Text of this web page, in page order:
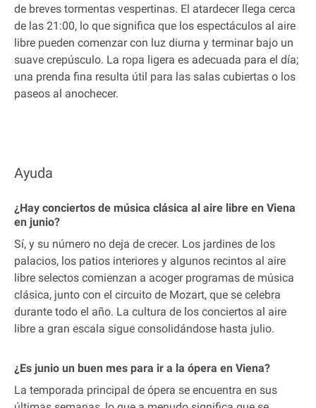
de breves tormentas vespertinas. El atardecer llega cerca
de las 21:00, lo que significa que los espectáculos al aire
libre pueden comenzar con luz diurna y terminar bajo un
suave crepúsculo. La ropa ligera es adecuada para el día;
una prenda fina resulta útil para las salas cubiertas o los
paseos al anochecer.
Ayuda
¿Hay conciertos de música clásica al aire libre en Viena
en junio?
Sí, y su número no deja de crecer. Los jardines de los
palacios, los patios interiores y algunos recintos al aire
libre selectos comienzan a acoger programas de música
clásica, junto con el circuito de Mozart, que se celebra
durante todo el año. La cultura de los conciertos al aire
libre a gran escala sigue consolidándose hasta julio.
¿Es junio un buen mes para ir a la ópera en Viena?
La temporada principal de ópera se encuentra en sus